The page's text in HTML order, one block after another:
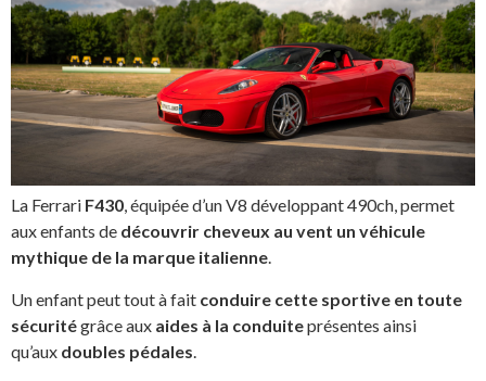
La Ferrari F430, équipée d’un V8 développant 490ch, permet
aux enfants de découvrir cheveux au vent un véhicule
mythique de la marque italienne.
Un enfant peut tout à fait conduire cette sportive en toute
sécuritégrâce aux aides à la conduiteprésentes ainsi
qu’aux doubles pédales